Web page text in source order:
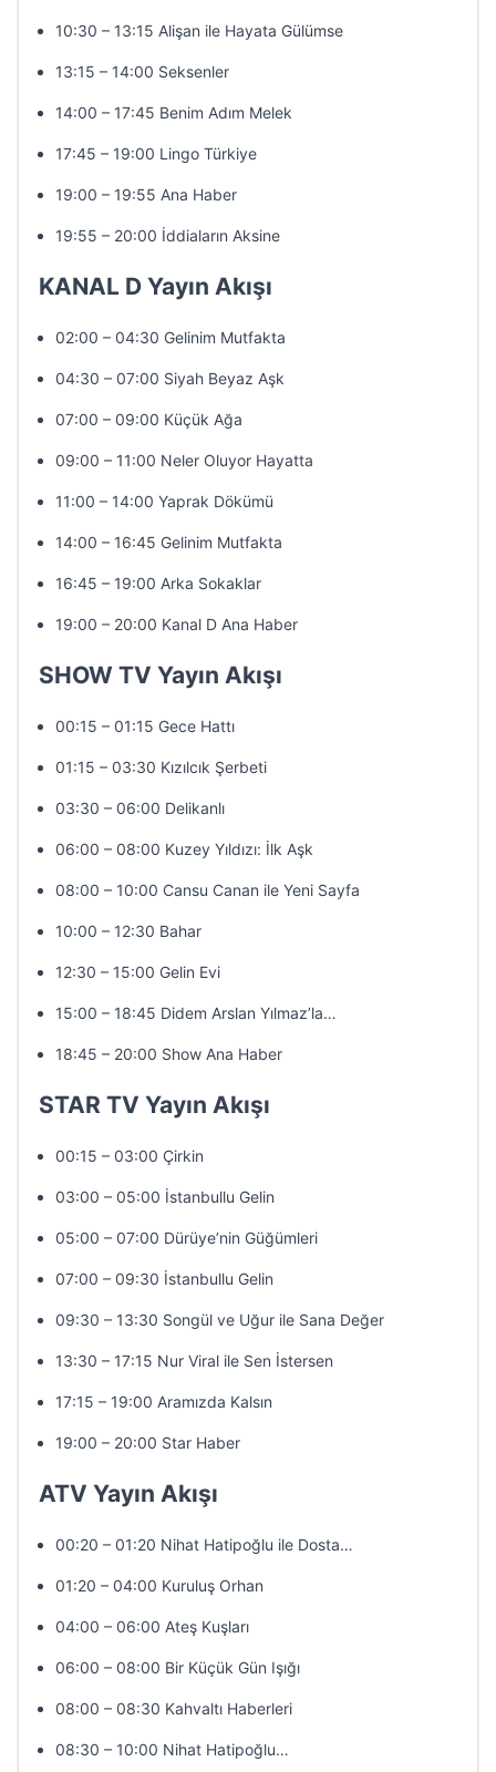
10:30 – 13:15 Alişan ile Hayata Gülümse
13:15 – 14:00 Seksenler
14:00 – 17:45 Benim Adım Melek
17:45 – 19:00 Lingo Türkiye
19:00 – 19:55 Ana Haber
19:55 – 20:00 İddiaların Aksine
KANAL D Yayın Akışı
02:00 – 04:30 Gelinim Mutfakta
04:30 – 07:00 Siyah Beyaz Aşk
07:00 – 09:00 Küçük Ağa
09:00 – 11:00 Neler Oluyor Hayatta
11:00 – 14:00 Yaprak Dökümü
14:00 – 16:45 Gelinim Mutfakta
16:45 – 19:00 Arka Sokaklar
19:00 – 20:00 Kanal D Ana Haber
SHOW TV Yayın Akışı
00:15 – 01:15 Gece Hattı
01:15 – 03:30 Kızılcık Şerbeti
03:30 – 06:00 Delikanlı
06:00 – 08:00 Kuzey Yıldızı: İlk Aşk
08:00 – 10:00 Cansu Canan ile Yeni Sayfa
10:00 – 12:30 Bahar
12:30 – 15:00 Gelin Evi
15:00 – 18:45 Didem Arslan Yılmaz’la…
18:45 – 20:00 Show Ana Haber
STAR TV Yayın Akışı
00:15 – 03:00 Çirkin
03:00 – 05:00 İstanbullu Gelin
05:00 – 07:00 Dürüye’nin Güğümleri
07:00 – 09:30 İstanbullu Gelin
09:30 – 13:30 Songül ve Uğur ile Sana Değer
13:30 – 17:15 Nur Viral ile Sen İstersen
17:15 – 19:00 Aramızda Kalsın
19:00 – 20:00 Star Haber
ATV Yayın Akışı
00:20 – 01:20 Nihat Hatipoğlu ile Dosta…
01:20 – 04:00 Kuruluş Orhan
04:00 – 06:00 Ateş Kuşları
06:00 – 08:00 Bir Küçük Gün Işığı
08:00 – 08:30 Kahvaltı Haberleri
08:30 – 10:00 Nihat Hatipoğlu…